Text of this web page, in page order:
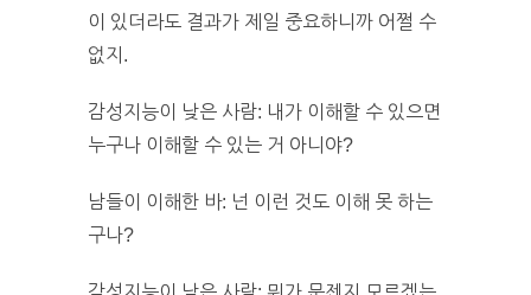
이 있더라도 결과가 제일 중요하니까 어쩔 수
없지.
감성지능이 낮은 사람: 내가 이해할 수 있으면
누구나 이해할 수 있는 거 아니야?
남들이 이해한 바: 넌 이런 것도 이해 못 하는
구나?